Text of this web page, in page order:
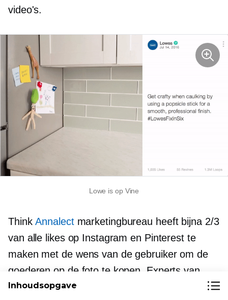
video's.
Lowe is op Vine
ThinkAnnalectmarketingbureau heeft bijna 2/3
van alle likes op Instagram en Pinterest te
maken met de wens van de gebruiker om de
goederen op de foto te kopen. Experts van
bureaus ontdekten dat één op de vijf
Inhoudsopgave